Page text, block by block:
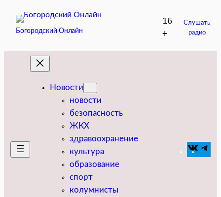
содержимому
Богородский Онлайн
16
+
Слушать
радио
Новости
новости
безопасность
ЖКХ
здравоохранение
культура
образование
спорт
колумнисты
VK